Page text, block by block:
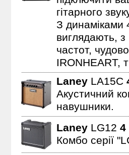
гітарного
З динаміками
виглядають, з
частот,
IRONHEART,
Laney LA15C
Акустичний
навушники.
Laney LG12 4
Комбо серії